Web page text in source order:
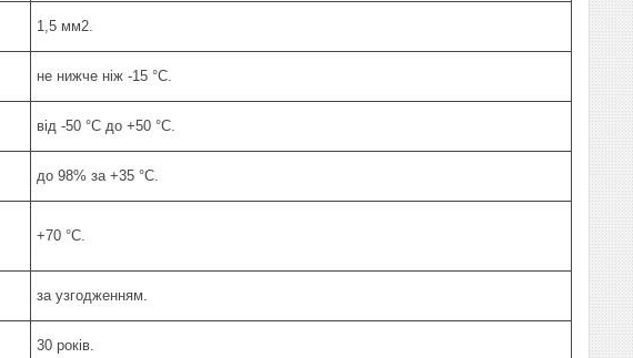
1,5 мм2.
не нижче ніж -15 °C.
від -50 °C до +50 °C.
до 98% за +35 °C.
+70 °С.
за узгодженням.
30 років.